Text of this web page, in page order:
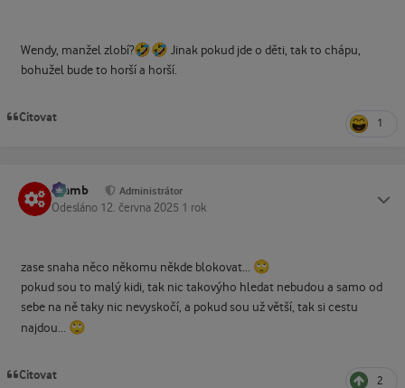
Wendy, manžel zlobí?🤣🤣 Jinak pokud jde o děti, tak to chápu,
bohužel bude to horší a horší.
Citovat 1
Slamb Administrátor
Odesláno 12. června 2025 1 rok
zase snaha něco někomu někde blokovat... 🙄
pokud sou to malý kidi, tak nic takovýho hledat nebudou a samo od
sebe na ně taky nic nevyskočí, a pokud sou už větší, tak si cestu
najdou... 🙄
Citovat 2